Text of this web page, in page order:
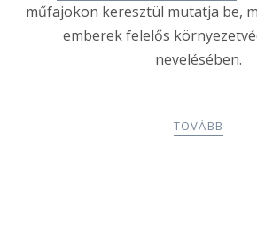
műfajokon keresztül mutatja be,
emberek felelős
nevelésében.
TOVÁBB